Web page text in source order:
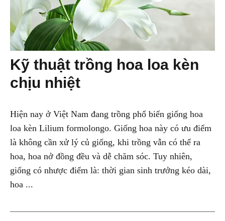
Kỹ thuật trồng hoa loa kèn
chịu nhiệt
Hiện nay ở Việt Nam đang trồng phổ biến giống hoa
loa kèn Lilium formolongo. Giống hoa này có ưu điểm
là không cần xử lý củ giống, khi trồng vẫn có thể ra
hoa, hoa nở đồng đều và dễ chăm sóc. Tuy nhiên,
giống có nhược điểm là: thời gian sinh trưởng kéo dài,
hoa ...